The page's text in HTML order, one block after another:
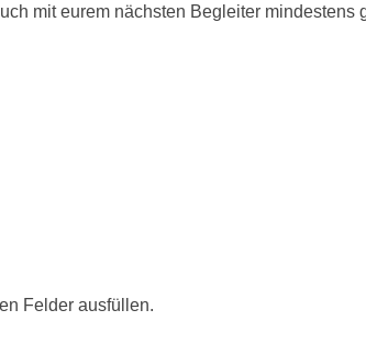
mit eurem nächsten Begleiter
Felder ausfüllen.